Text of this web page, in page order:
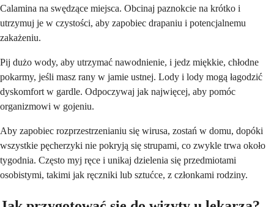
Calamina na swędzące miejsca. Obcinaj paznokcie na krótko i
utrzymuj je w czystości, aby zapobiec drapaniu i potencjalnemu
zakażeniu.
Pij dużo wody, aby utrzymać nawodnienie, i jedz miękkie, chłodne
pokarmy, jeśli masz rany w jamie ustnej. Lody i lody mogą łagodzić
dyskomfort w gardle. Odpoczywaj jak najwięcej, aby pomóc
organizmowi w gojeniu.
Aby zapobiec rozprzestrzenianiu się wirusa, zostań w domu, dopóki
wszystkie pęcherzyki nie pokryją się strupami, co zwykle trwa około
tygodnia. Często myj ręce i unikaj dzielenia się przedmiotami
osobistymi, takimi jak ręczniki lub sztućce, z członkami rodziny.